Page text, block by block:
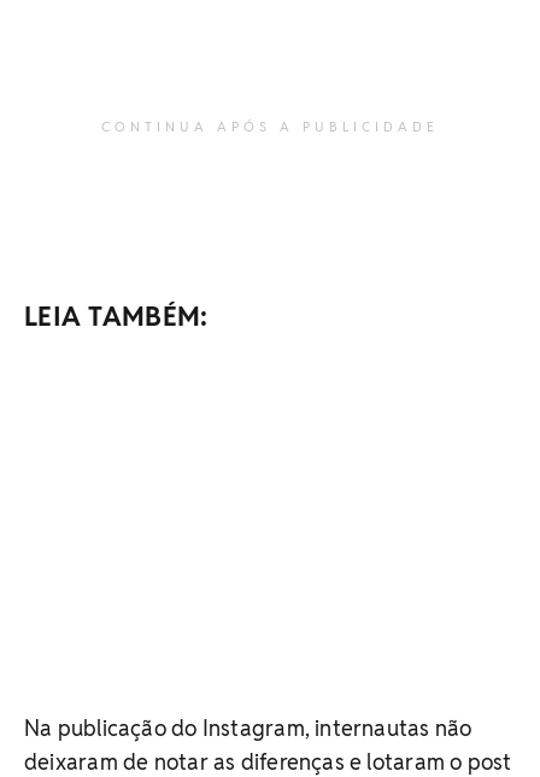
CONTINUA APÓS A PUBLICIDADE
LEIA TAMBÉM:
Na publicação do Instagram, internautas não
deixaram de notar as diferenças e lotaram o post